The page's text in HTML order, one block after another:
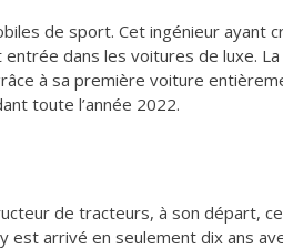
de sport. Cet ingénieur ayant
dans les voitures de luxe.
à sa première voiture
toute l’année 2022.
de tracteurs, à son départ,
arrivé en seulement dix ans